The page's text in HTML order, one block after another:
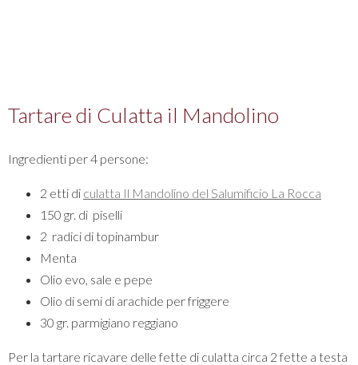
Tartare di Culatta il Mandolino
Ingredienti per 4 persone:
2 etti di culatta Il Mandolino del Salumificio La Rocca
150 gr. di piselli
2 radici di topinambur
Menta
Olio evo, sale e pepe
Olio di semi di arachide per friggere
30 gr. parmigiano reggiano
Per la tartare ricavare delle fette di culatta circa 2 fette a testa